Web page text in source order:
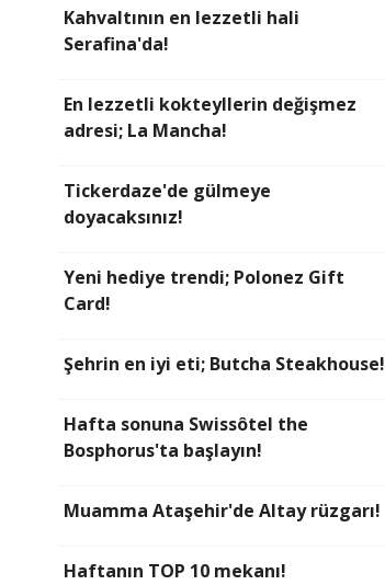
Kahvaltının en lezzetli hali
Serafina'da!
En lezzetli kokteyllerin değişmez
adresi; La Mancha!
Tickerdaze'de gülmeye
doyacaksınız!
Yeni hediye trendi; Polonez Gift
Card!
Şehrin en iyi eti; Butcha Steakhouse!
Hafta sonuna Swissôtel the
Bosphorus'ta başlayın!
Muamma Ataşehir'de Altay rüzgarı!
Haftanın TOP 10 mekanı!